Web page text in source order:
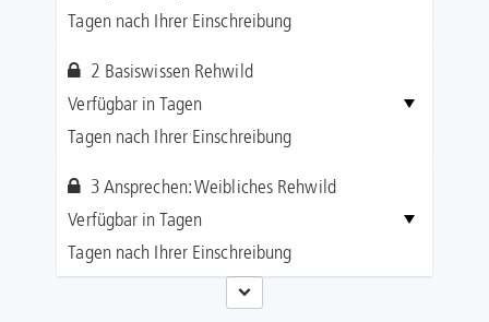
Tagen nach Ihrer Einschreibung
2 Basiswissen Rehwild
Verfügbar in Tagen
Tagen nach Ihrer Einschreibung
3 Ansprechen: Weibliches Rehwild
Verfügbar in Tagen
Tagen nach Ihrer Einschreibung